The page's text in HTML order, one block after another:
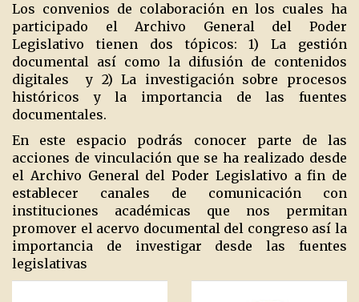
Los convenios de colaboración en los cuales ha
participado el Archivo General del Poder
Legislativo tienen dos tópicos: 1) La gestión
documental así como la difusión de contenidos
digitales
y 2) La investigación sobre procesos
históricos y la importancia de las fuentes
documentales.
En este espacio podrás conocer parte de las
acciones de vinculación que se ha realizado desde
el Archivo General del Poder Legislativo a fin de
establecer canales de comunicación con
instituciones académicas que nos permitan
promover el acervo documental del congreso así la
importancia de investigar desde las fuentes
legislativas